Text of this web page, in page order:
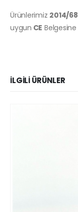
Ürünlerimiz 2014/68
uygun CE
İLGILI ÜRÜNLER